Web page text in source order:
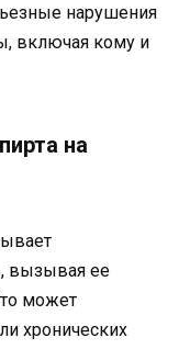
нарушения
включая кому и
на
вызывая ее
может
хронических